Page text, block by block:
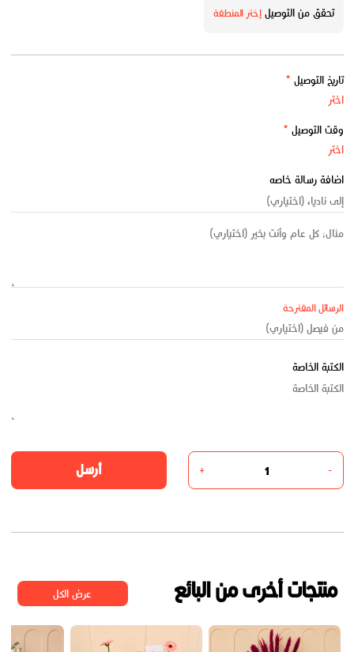
تحقق من التوصيلإختر المنطقة
تاريخ التوصيل *
وقت التوصيل *
اضافة رسالة خاصه
الرسائل المقترحة
الكتبة الخاصة
-
+ أرسل
منتجات أخرى من البائع عرض الكل